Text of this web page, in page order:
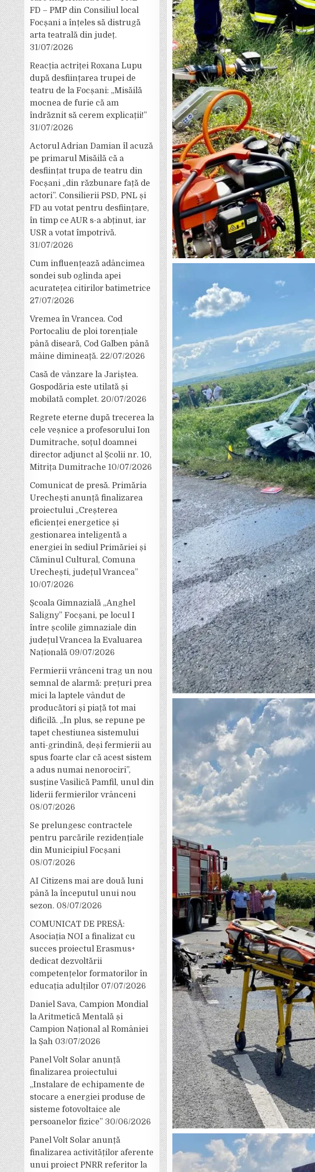
FD – PMP din Consiliul local
Focșani a înțeles să distrugă
arta teatrală din județ.
31/07/2026
Reacția actriței Roxana Lupu
după desființarea trupei de
teatru de la Focșani: „Misăilă
mocnea de furie că am
îndrăznit să cerem explicații!”
31/07/2026
Actorul Adrian Damian îl acuză
pe primarul Misăilă că a
desființat trupa de teatru din
Focșani „din răzbunare față de
actori”. Consilierii PSD, PNL și
FD au votat pentru desființare,
în timp ce AUR s-a abținut, iar
USR a votat împotrivă.
31/07/2026
Cum influențează adâncimea
sondei sub oglinda apei
acuratețea citirilor batimetrice
27/07/2026
Vremea în Vrancea. Cod
Portocaliu de ploi torențiale
până diseară, Cod Galben până
mâine dimineață. 22/07/2026
Casă de vânzare la Jariștea.
Gospodăria este utilată și
mobilată complet. 20/07/2026
Regrete eterne după trecerea la
cele veșnice a profesorului Ion
Dumitrache, soțul doamnei
director adjunct al Școlii nr. 10,
Mitrița Dumitrache 10/07/2026
Comunicat de presă. Primăria
Urechești anunță finalizarea
proiectului „Creșterea
eficienței energetice și
gestionarea inteligentă a
energiei în sediul Primăriei și
Căminul Cultural, Comuna
Urechești, județul Vrancea”
10/07/2026
Școala Gimnazială „Anghel
Saligny” Focșani, pe locul I
între școlile gimnaziale din
județul Vrancea la Evaluarea
Națională 09/07/2026
Fermierii vrânceni trag un nou
semnal de alarmă: prețuri prea
mici la laptele vândut de
producători și piață tot mai
dificilă. „În plus, se repune pe
tapet chestiunea sistemului
anti-grindină, deși fermierii au
spus foarte clar că acest sistem
a adus numai nenorociri”,
susține Vasilică Pamfil, unul din
liderii fermierilor vrânceni
08/07/2026
Se prelungesc contractele
pentru parcările rezidențiale
din Municipiul Focșani
08/07/2026
AI Citizens mai are două luni
până la începutul unui nou
sezon. 08/07/2026
COMUNICAT DE PRESĂ:
Asociația NOI a finalizat cu
succes proiectul Erasmus+
dedicat dezvoltării
competențelor formatorilor în
educația adulților 07/07/2026
Daniel Sava, Campion Mondial
la Aritmetică Mentală și
Campion Național al României
la Șah 03/07/2026
Panel Volt Solar anunță
finalizarea proiectului
„Instalare de echipamente de
stocare a energiei produse de
sisteme fotovoltaice ale
persoanelor fizice” 30/06/2026
Panel Volt Solar anunță
finalizarea activităților aferente
unui proiect PNRR referitor la